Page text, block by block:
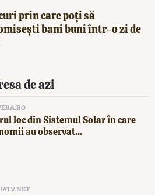
prin care poți să
bani buni într-o zi de
de azi
loc din Sistemul Solar în care
au observat...